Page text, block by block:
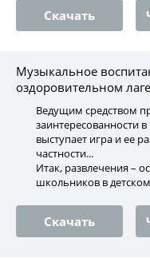
Скачать
Музыкальное
оздоровительном
Ведущим средством
заинтересованности
выступает игра и ее
частности...
Итак, развлечения –
школьников в
Скачать